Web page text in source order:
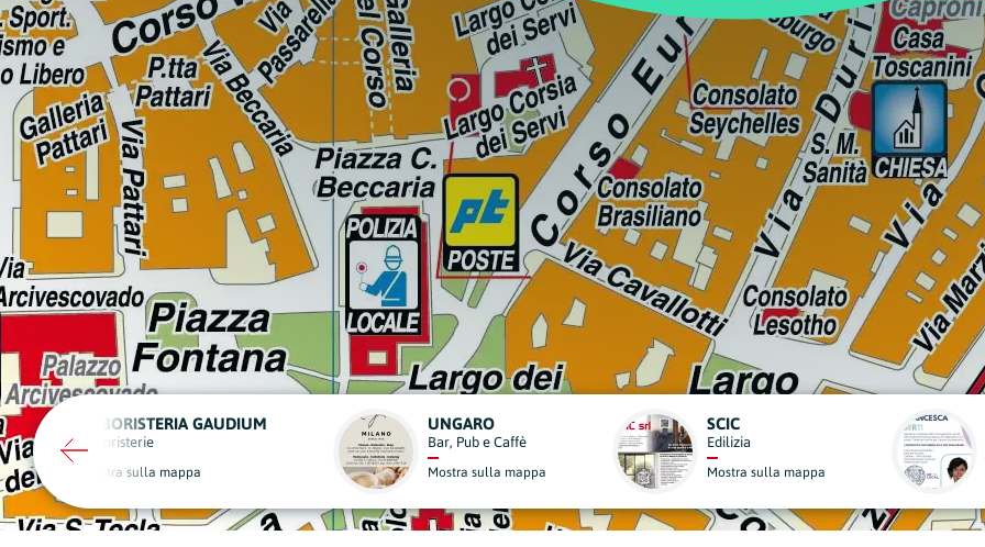
UNGARO
Bar, Pub e Caffè
Mostra sulla mappa
SCIC
Edilizia
Mostra sulla mappa
Medicine Alternative
Mostra sulla mappa